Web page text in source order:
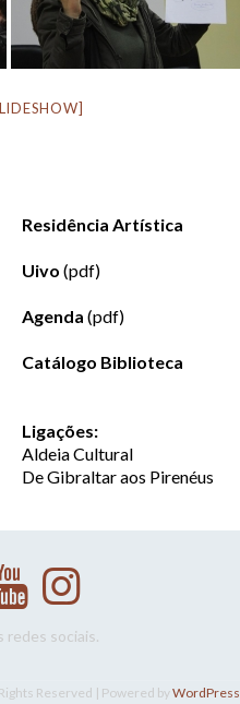
Residência Artística
Uivo (pdf)
Agenda (pdf)
Catálogo Biblioteca
Ligações:
Aldeia Cultural
De Gibraltar aos Pirenéus
redes sociais.
Reserved | Powered byWordPress